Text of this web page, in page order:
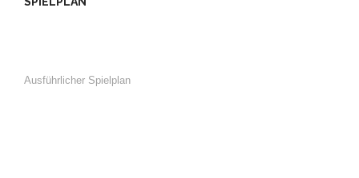
Ausführlicher Spielplan